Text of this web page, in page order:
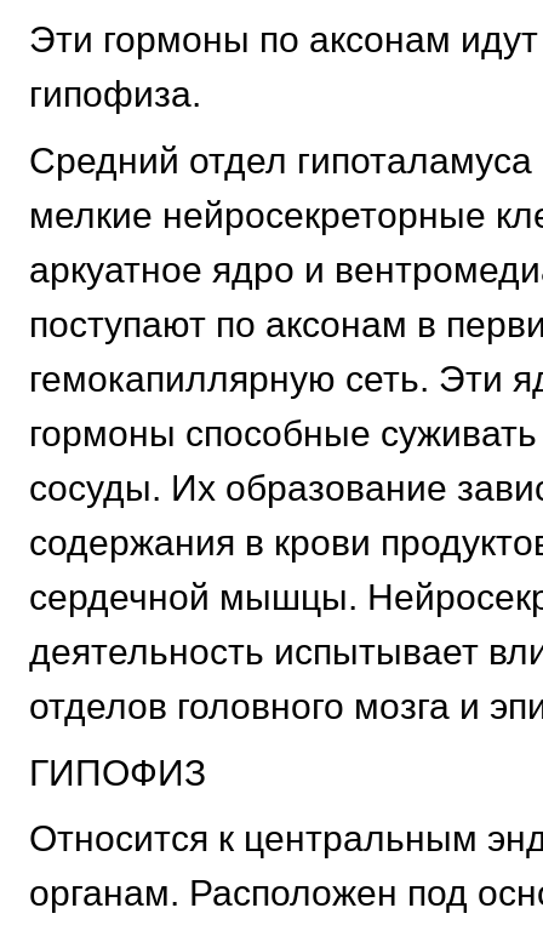
Эти гормоны по аксонам
гипофиза.
Средний отдел гипоталамуса
мелкие нейросекреторные
аркуатное ядро и
поступают по аксонам в
гемокапиллярную сеть. Эти
гормоны способные
сосуды. Их образование
содержания в крови
сердечной мышцы.
деятельность испытывает
отделов головного мозга и
ГИПОФИЗ
Относится к центральным
органам. Расположен под